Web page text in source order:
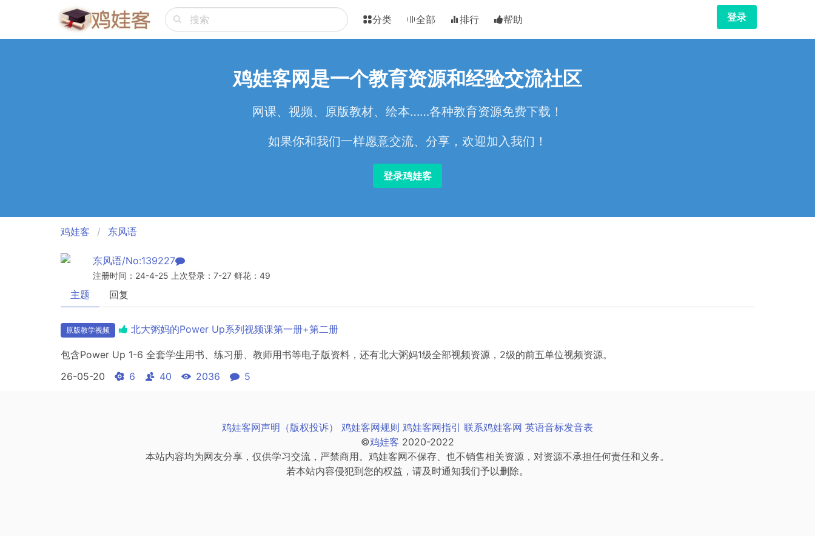
分类 全部 排行 帮助 登录
鸡娃客网是一个教育资源和经验交流社区
网课、视频、原版教材、绘本……各种教育资源免费下载！
如果你和我们一样愿意交流、分享，欢迎加入我们！
登录鸡娃客
鸡娃客 东风语
东风语/No:139227
注册时间：24-4-25 上次登录：7-27 鲜花：49
主题 回复
原版教学视频 北大粥妈的Power Up系列视频课第一册+第二册
包含Power Up 1-6 全套学生用书、练习册、教师用书等电子版资料，还有北大粥妈1级全部视频资源，2级的前五单位视频资源。
26-05-20
6 40 2036 5
鸡娃客网声明（版权投诉） 鸡娃客网规则 鸡娃客网指引 联系鸡娃客网 英语音标发音表
©鸡娃客 2020-2022
本站内容均为网友分享，仅供学习交流，严禁商用。鸡娃客网不保存、也不销售相关资源，对资源不承担任何责任和义务。
若本站内容侵犯到您的权益，请及时通知我们予以删除。